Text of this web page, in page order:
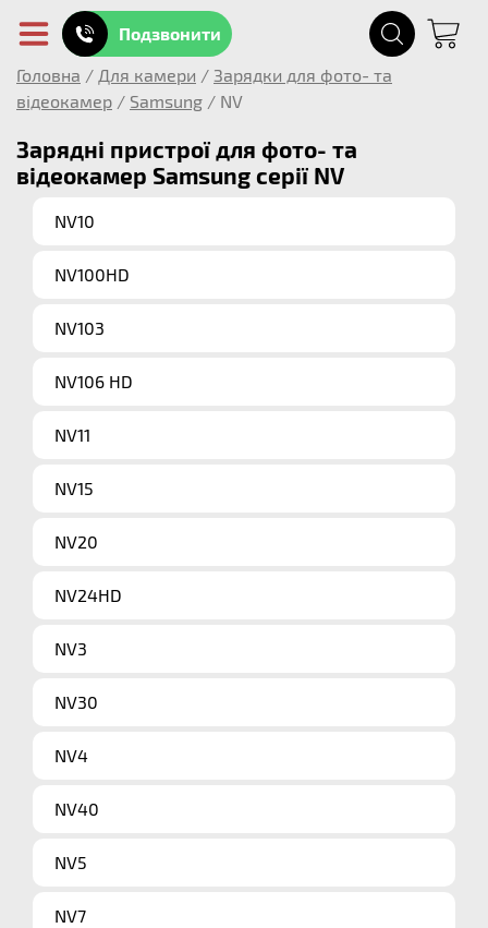
Подзвонити
Головна / Для камери / Зарядки для фото- та
відеокамер / Samsung / NV
Зарядні пристрої для фото- та
відеокамер Samsung серії NV
NV10
NV100HD
NV103
NV106 HD
NV11
NV15
NV20
NV24HD
NV3
NV30
NV4
NV40
NV5
NV7